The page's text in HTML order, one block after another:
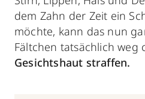
dem Zahn der Zeit ein
möchte, kann das nun
Fältchen tatsächlich weg
Gesichtshaut straffen.